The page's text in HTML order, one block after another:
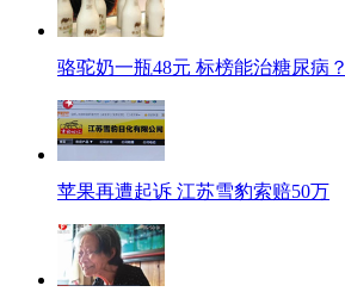
骆驼奶一瓶48元 标榜能治糖尿病？
苹果再遭起诉 江苏雪豹索赔50万